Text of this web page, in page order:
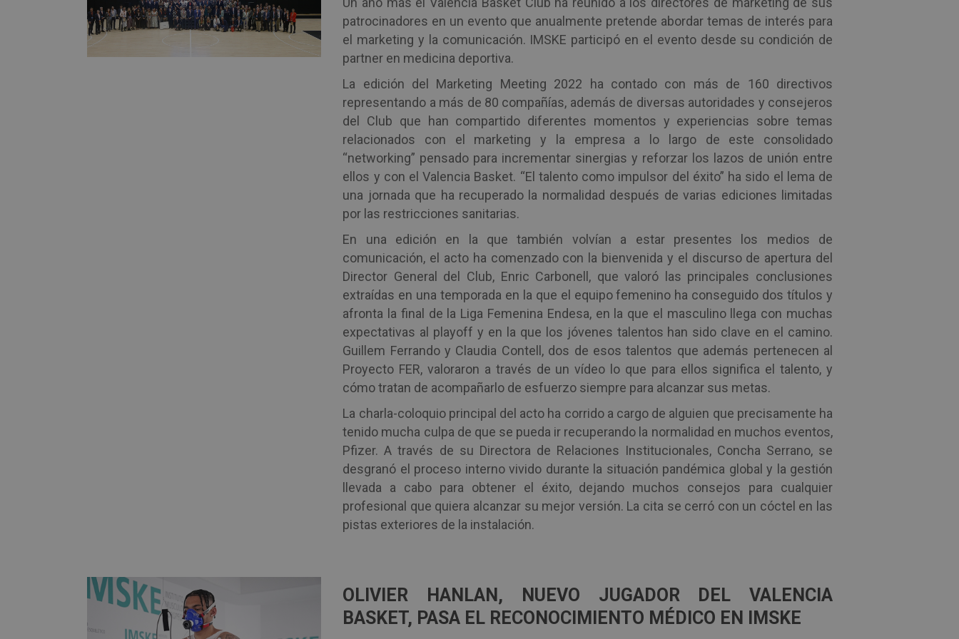
patrocinadores en un evento que anualmente pretende abordar temas de interés para
el marketing y la comunicación. IMSKE participó en el evento desde su condición de
partner en medicina deportiva.
La edición del Marketing Meeting 2022 ha contado con más de 160 directivos
representando a más de 80 compañías, además de diversas autoridades y consejeros
del Club que han compartido diferentes momentos y experiencias sobre temas
relacionados con el marketing y la empresa a lo largo de este consolidado
“networking” pensado para incrementar sinergias y reforzar los lazos de unión entre
ellos y con el Valencia Basket. “El talento como impulsor del éxito” ha sido el lema de
una jornada que ha recuperado la normalidad después de varias ediciones limitadas
por las restricciones sanitarias.
En una edición en la que también volvían a estar presentes los medios de
comunicación, el acto ha comenzado con la bienvenida y el discurso de apertura del
Director General del Club, Enric Carbonell, que valoró las principales conclusiones
extraídas en una temporada en la que el equipo femenino ha conseguido dos títulos y
afronta la final de la Liga Femenina Endesa, en la que el masculino llega con muchas
expectativas al playoff y en la que los jóvenes talentos han sido clave en el camino.
Guillem Ferrando y Claudia Contell, dos de esos talentos que además pertenecen al
Proyecto FER, valoraron a través de un vídeo lo que para ellos significa el talento, y
cómo tratan de acompañarlo de esfuerzo siempre para alcanzar sus metas.
La charla-coloquio principal del acto ha corrido a cargo de alguien que precisamente ha
tenido mucha culpa de que se pueda ir recuperando la normalidad en muchos eventos,
Pfizer. A través de su Directora de Relaciones Institucionales, Concha Serrano, se
desgranó el proceso interno vivido durante la situación pandémica global y la gestión
llevada a cabo para obtener el éxito, dejando muchos consejos para cualquier
profesional que quiera alcanzar su mejor versión. La cita se cerró con un cóctel en las
pistas exteriores de la instalación.
OLIVIER HANLAN, NUEVO JUGADOR DEL VALENCIA
BASKET, PASA EL RECONOCIMIENTO MÉDICO EN IMSKE